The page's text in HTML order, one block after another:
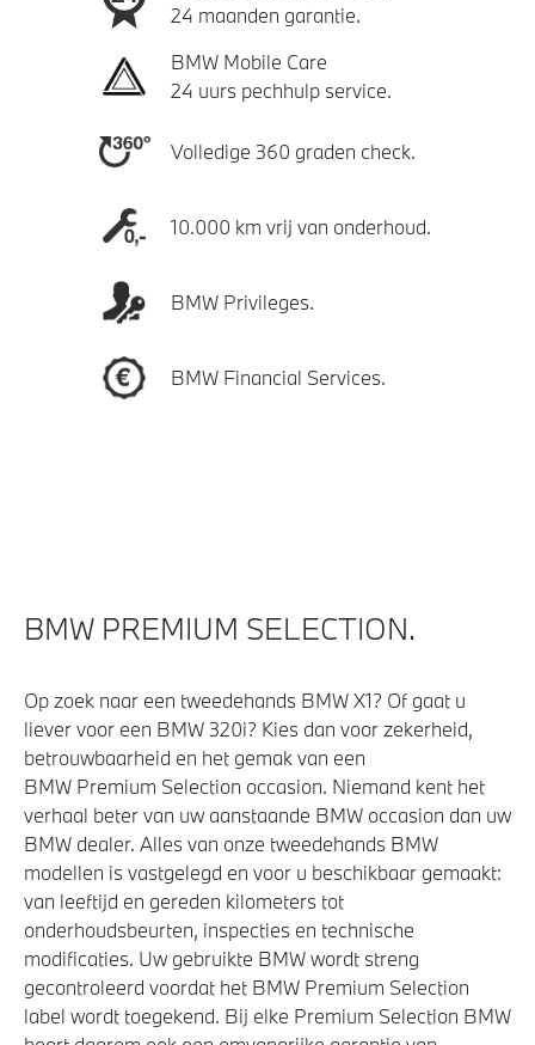
24 maanden garantie.
BMW Mobile Care
24 uurs pechhulp service.
Volledige 360 graden check.
10.000 km vrij van onderhoud.
BMW Privileges.
BMW Financial Services.
BMW PREMIUM SELECTION.
Op zoek naar een tweedehands BMW X1? Of gaat u
liever voor een BMW 320i? Kies dan voor zekerheid,
betrouwbaarheid en het gemak van een
BMW Premium Selection occasion. Niemand kent het
verhaal beter van uw aanstaande BMW occasion dan uw
BMW dealer. Alles van onze tweedehands BMW
modellen is vastgelegd en voor u beschikbaar gemaakt:
van leeftijd en gereden kilometers tot
onderhoudsbeurten, inspecties en technische
modificaties. Uw gebruikte BMW wordt streng
gecontroleerd voordat het BMW Premium Selection
label wordt toegekend. Bij elke Premium Selection BMW